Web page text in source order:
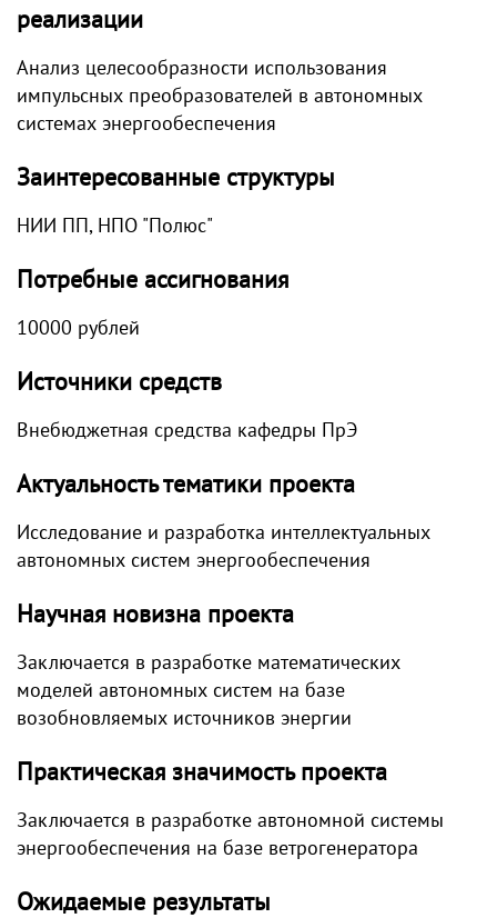
реализации
Анализ целесообразности использования
импульсных преобразователей в автономных
системах энергообеспечения
Заинтересованные структуры
НИИ ПП, НПО "Полюс"
Потребные ассигнования
10000 рублей
Источники средств
Внебюджетная средства кафедры ПрЭ
Актуальность тематики проекта
Исследование и разработка интеллектуальных
автономных систем энергообеспечения
Научная новизна проекта
Заключается в разработке математических
моделей автономных систем на базе
возобновляемых источников энергии
Практическая значимость проекта
Заключается в разработке автономной системы
энергообеспечения на базе ветрогенератора
Ожидаемые результаты